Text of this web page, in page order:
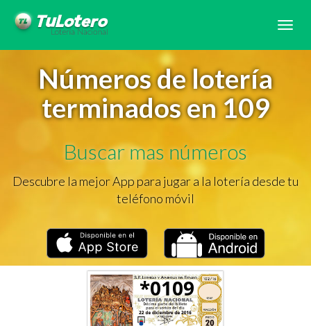
Números de lotería
terminados en 109
Buscar mas números
Descubre la mejor App para jugar a la lotería desde tu
teléfono móvil
*0109